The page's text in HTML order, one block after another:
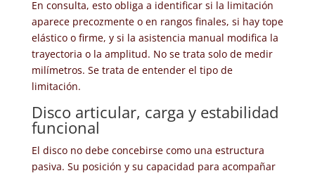
En consulta, esto obliga a identificar si la limitación
aparece precozmente o en rangos finales, si hay tope
elástico o firme, y si la asistencia manual modifica la
trayectoria o la amplitud. No se trata solo de medir
milímetros. Se trata de entender el tipo de
limitación.
Disco articular, carga y estabilidad
funcional
El disco no debe concebirse como una estructura
pasiva. Su posición y su capacidad para acompañar